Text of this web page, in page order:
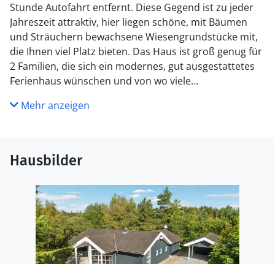
Stunde Autofahrt entfernt. Diese Gegend ist zu jeder
Jahreszeit attraktiv, hier liegen schöne, mit Bäumen
und Sträuchern bewachsene Wiesengrundstücke mit,
die Ihnen viel Platz bieten. Das Haus ist groß genug für
2 Familien, die sich ein modernes, gut ausgestattetes
Ferienhaus wünschen und von wo viele
sind nicht erlaubt.
Mehr anzeigen
Hausbilder